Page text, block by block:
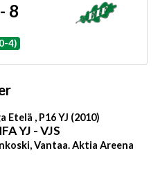
8
4)
Etelä , P16 YJ (2010)
YJ - VJS
Vantaa. Aktia Areena